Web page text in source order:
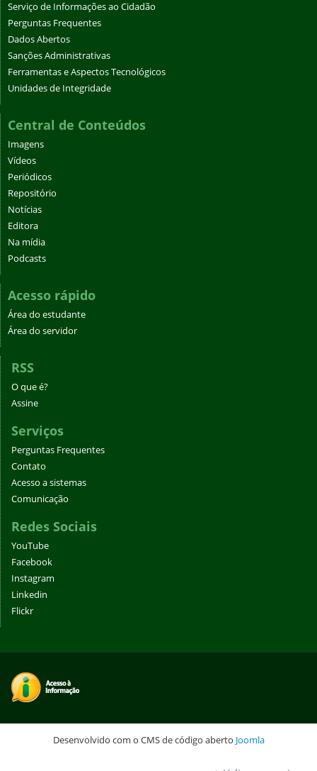
Serviço de Informações ao Cidadão
Perguntas Frequentes
Dados Abertos
Sanções Administrativas
Ferramentas e Aspectos Tecnológicos
Unidades de Integridade
Central de Conteúdos
Imagens
Vídeos
Periódicos
Repositório
Notícias
Editora
Na mídia
Podcasts
Acesso rápido
Área do estudante
Área do servidor
RSS
O que é?
Assine
Serviços
Perguntas Frequentes
Contato
Acesso a sistemas
Comunicação
Redes Sociais
YouTube
Facebook
Instagram
Linkedin
Flickr
Desenvolvido com o CMS de código aberto Joomla